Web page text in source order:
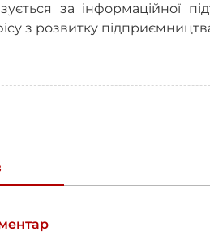
за інформаційної
з розвитку